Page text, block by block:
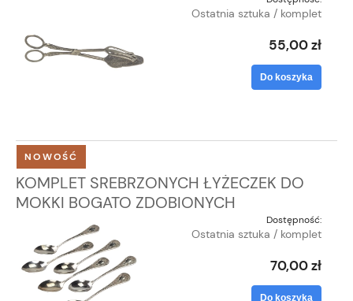
Ostatnia sztuka / komplet
55,00 zł
Do koszyka
KOMPLET SREBRZONYCH ŁYŻECZEK DO
MOKKI BOGATO ZDOBIONYCH
Dostępność:
Ostatnia sztuka / komplet
70,00 zł
Do koszyka
NOWOŚĆ